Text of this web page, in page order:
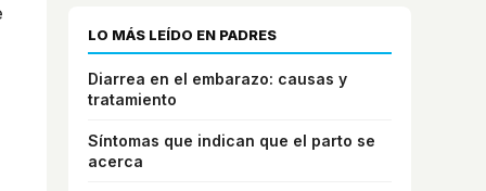
LO MÁS LEÍDO EN PADRES
Diarrea en el embarazo: causas y
tratamiento
Síntomas que indican que el parto se
acerca